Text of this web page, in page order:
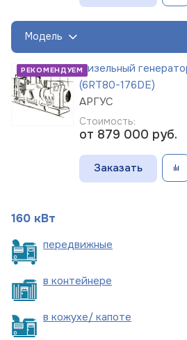
Модель
РЕКОМЕНДУЕМДизельный
(6RT80-176DE)
АРГУС
Стоимость:
от 879 000 руб.
Заказать
160 кВт
передвижные
в контейнере
в кожухе/ капоте